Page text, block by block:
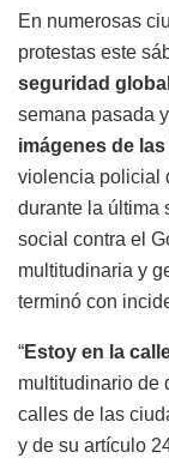
En numerosas
protestas este
seguridad
semana pasada
imágenes de
violencia policial
durante la última
social contra el
multitudinaria y
terminó con
“Estoy en la
multitudinario de
calles de las
y de su artículo